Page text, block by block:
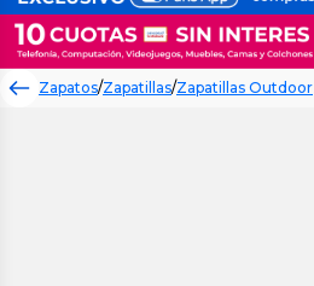
Zapatos/Zapatillas/Zapatillas Outdoor